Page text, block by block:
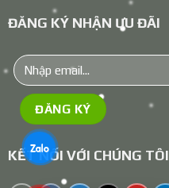
ĐĂNG KÝ NHẬN ƯU ĐÃI
KẾT NỐI VỚI CHÚNG TÔI